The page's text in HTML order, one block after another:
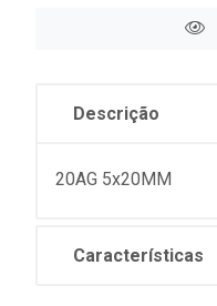
Descrição
20AG 5x20MM
Características